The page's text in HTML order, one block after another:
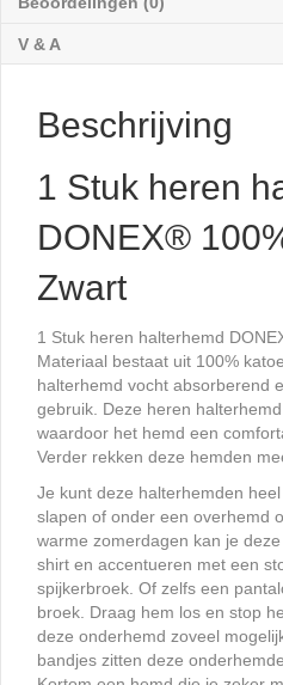
V & A
Beschrijving
1 Stuk heren
DONEX®
Zwart
1 Stuk heren halterhemd
Materiaal bestaat uit 100%
halterhemd vocht absorberend
gebruik. Deze heren
waardoor het hemd een
Verder rekken deze hemden
Je kunt deze halterhemden
slapen of onder een overhemd
warme zomerdagen kan je
shirt en accentueren met een
spijkerbroek. Of zelfs een
broek. Draag hem los en stop
deze onderhemd zoveel
bandjes zitten deze